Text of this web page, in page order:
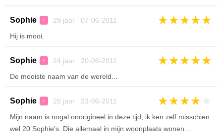
Sophie ♀ 29 jaar 07-06-2011 ★★★★★
Hij is mooi.
Sophie ♀ 24 jaar 20-06-2011 ★★★★★
De mooiste naam van de wereld...
Sophie ♀ 28 jaar 23-06-2011 ★★★★
Mijn naam is nogal onorigineel in deze tijd, ik ken zelf misschien
wel 20 Sophie's. Die allemaal in mijn woonplaats wonen...